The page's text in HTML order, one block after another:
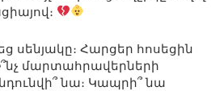
սենյակը։ Հարցեր հոսեցին
մարտահրավերների
նա։ Կապրի՞ նա